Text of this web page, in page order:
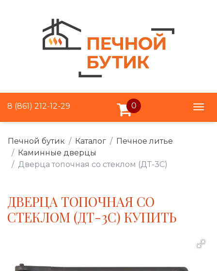
8 (861) 212-12-29 0
Печной бутик Каталог
Печное литье
Каминные дверцы
Дверца топочная со стеклом (ДТ-3С)
ДВЕРЦА ТОПОЧНАЯ СО
СТЕКЛОМ (ДТ-3С) КУПИТЬ